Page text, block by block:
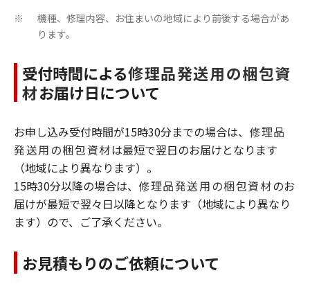
※
機種、修理内容、お住まいの地域により前後する場合があ
ります。
受付時間による修理品発送用の梱包資
材お届け日について
お申し込み受付時間が15時30分までの場合は、 修理品
発送用の梱包資材は最短で翌日のお届けとなります
（地域により異なります）。
15時30分以降の場合は、 修理品発送用の梱包資材のお
届けが最短で翌々日以降となります（地域により異なり
ます）ので、ご了承ください。
お見積もりのご依頼について